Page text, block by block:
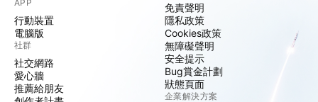
APP
行動裝置
電腦版
社群
社交網路
愛心牆
推薦給朋友
免責聲明
隱私政策
Cookies政策
無障礙聲明
安全提示
Bug賞金計劃
狀態頁面
企業解決方案